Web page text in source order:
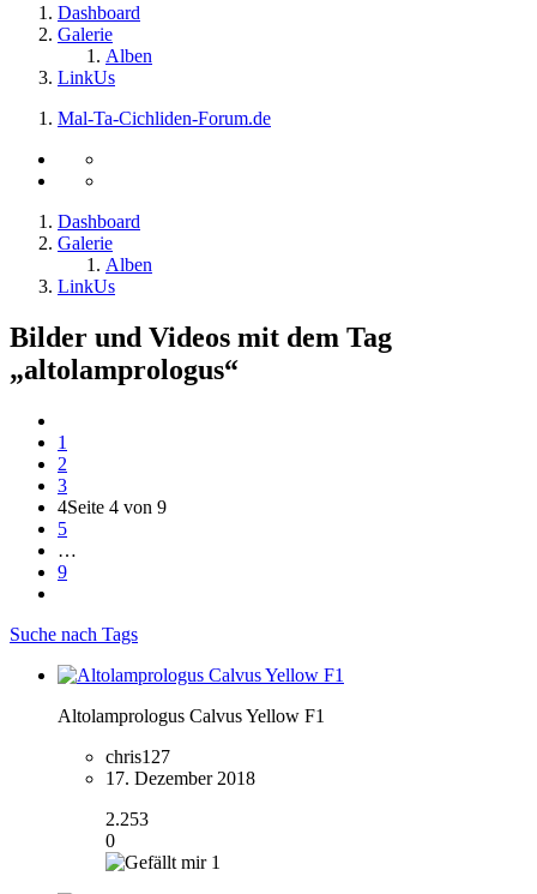
Dashboard
Galerie
Alben
LinkUs
Mal-Ta-Cichliden-Forum.de
Dashboard
Galerie
Alben
LinkUs
Bilder und Videos mit dem Tag
„altolamprologus“
1
2
3
4Seite 4 von 9
5
…
9
Suche nach Tags
Altolamprologus Calvus Yellow F1
chris127
17. Dezember 2018
2.253
0
1